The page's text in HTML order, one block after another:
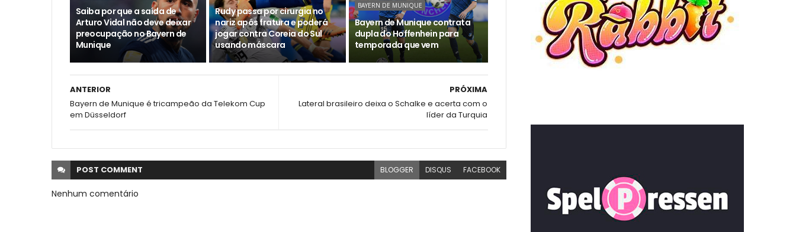
Saiba por que a saída de
Arturo Vidal não deve deixar
preocupação no Bayern de
Munique
Rudy passa por cirurgia no
nariz após fratura e poderá
jogar contra Coreia do Sul
usando máscara
BAYERN DE MUNIQUE
Bayern de Munique contrata
dupla do Hoffenhein para
temporada que vem
PRÓXIMA
Lateral brasileiro deixa o Schalke e acerta com o
líder da Turquia
ANTERIOR
Bayern de Munique é tricampeão da Telekom Cup
em Düsseldorf
POST COMMENT BLOGGER DISQUS FACEBOOK
Nenhum comentário